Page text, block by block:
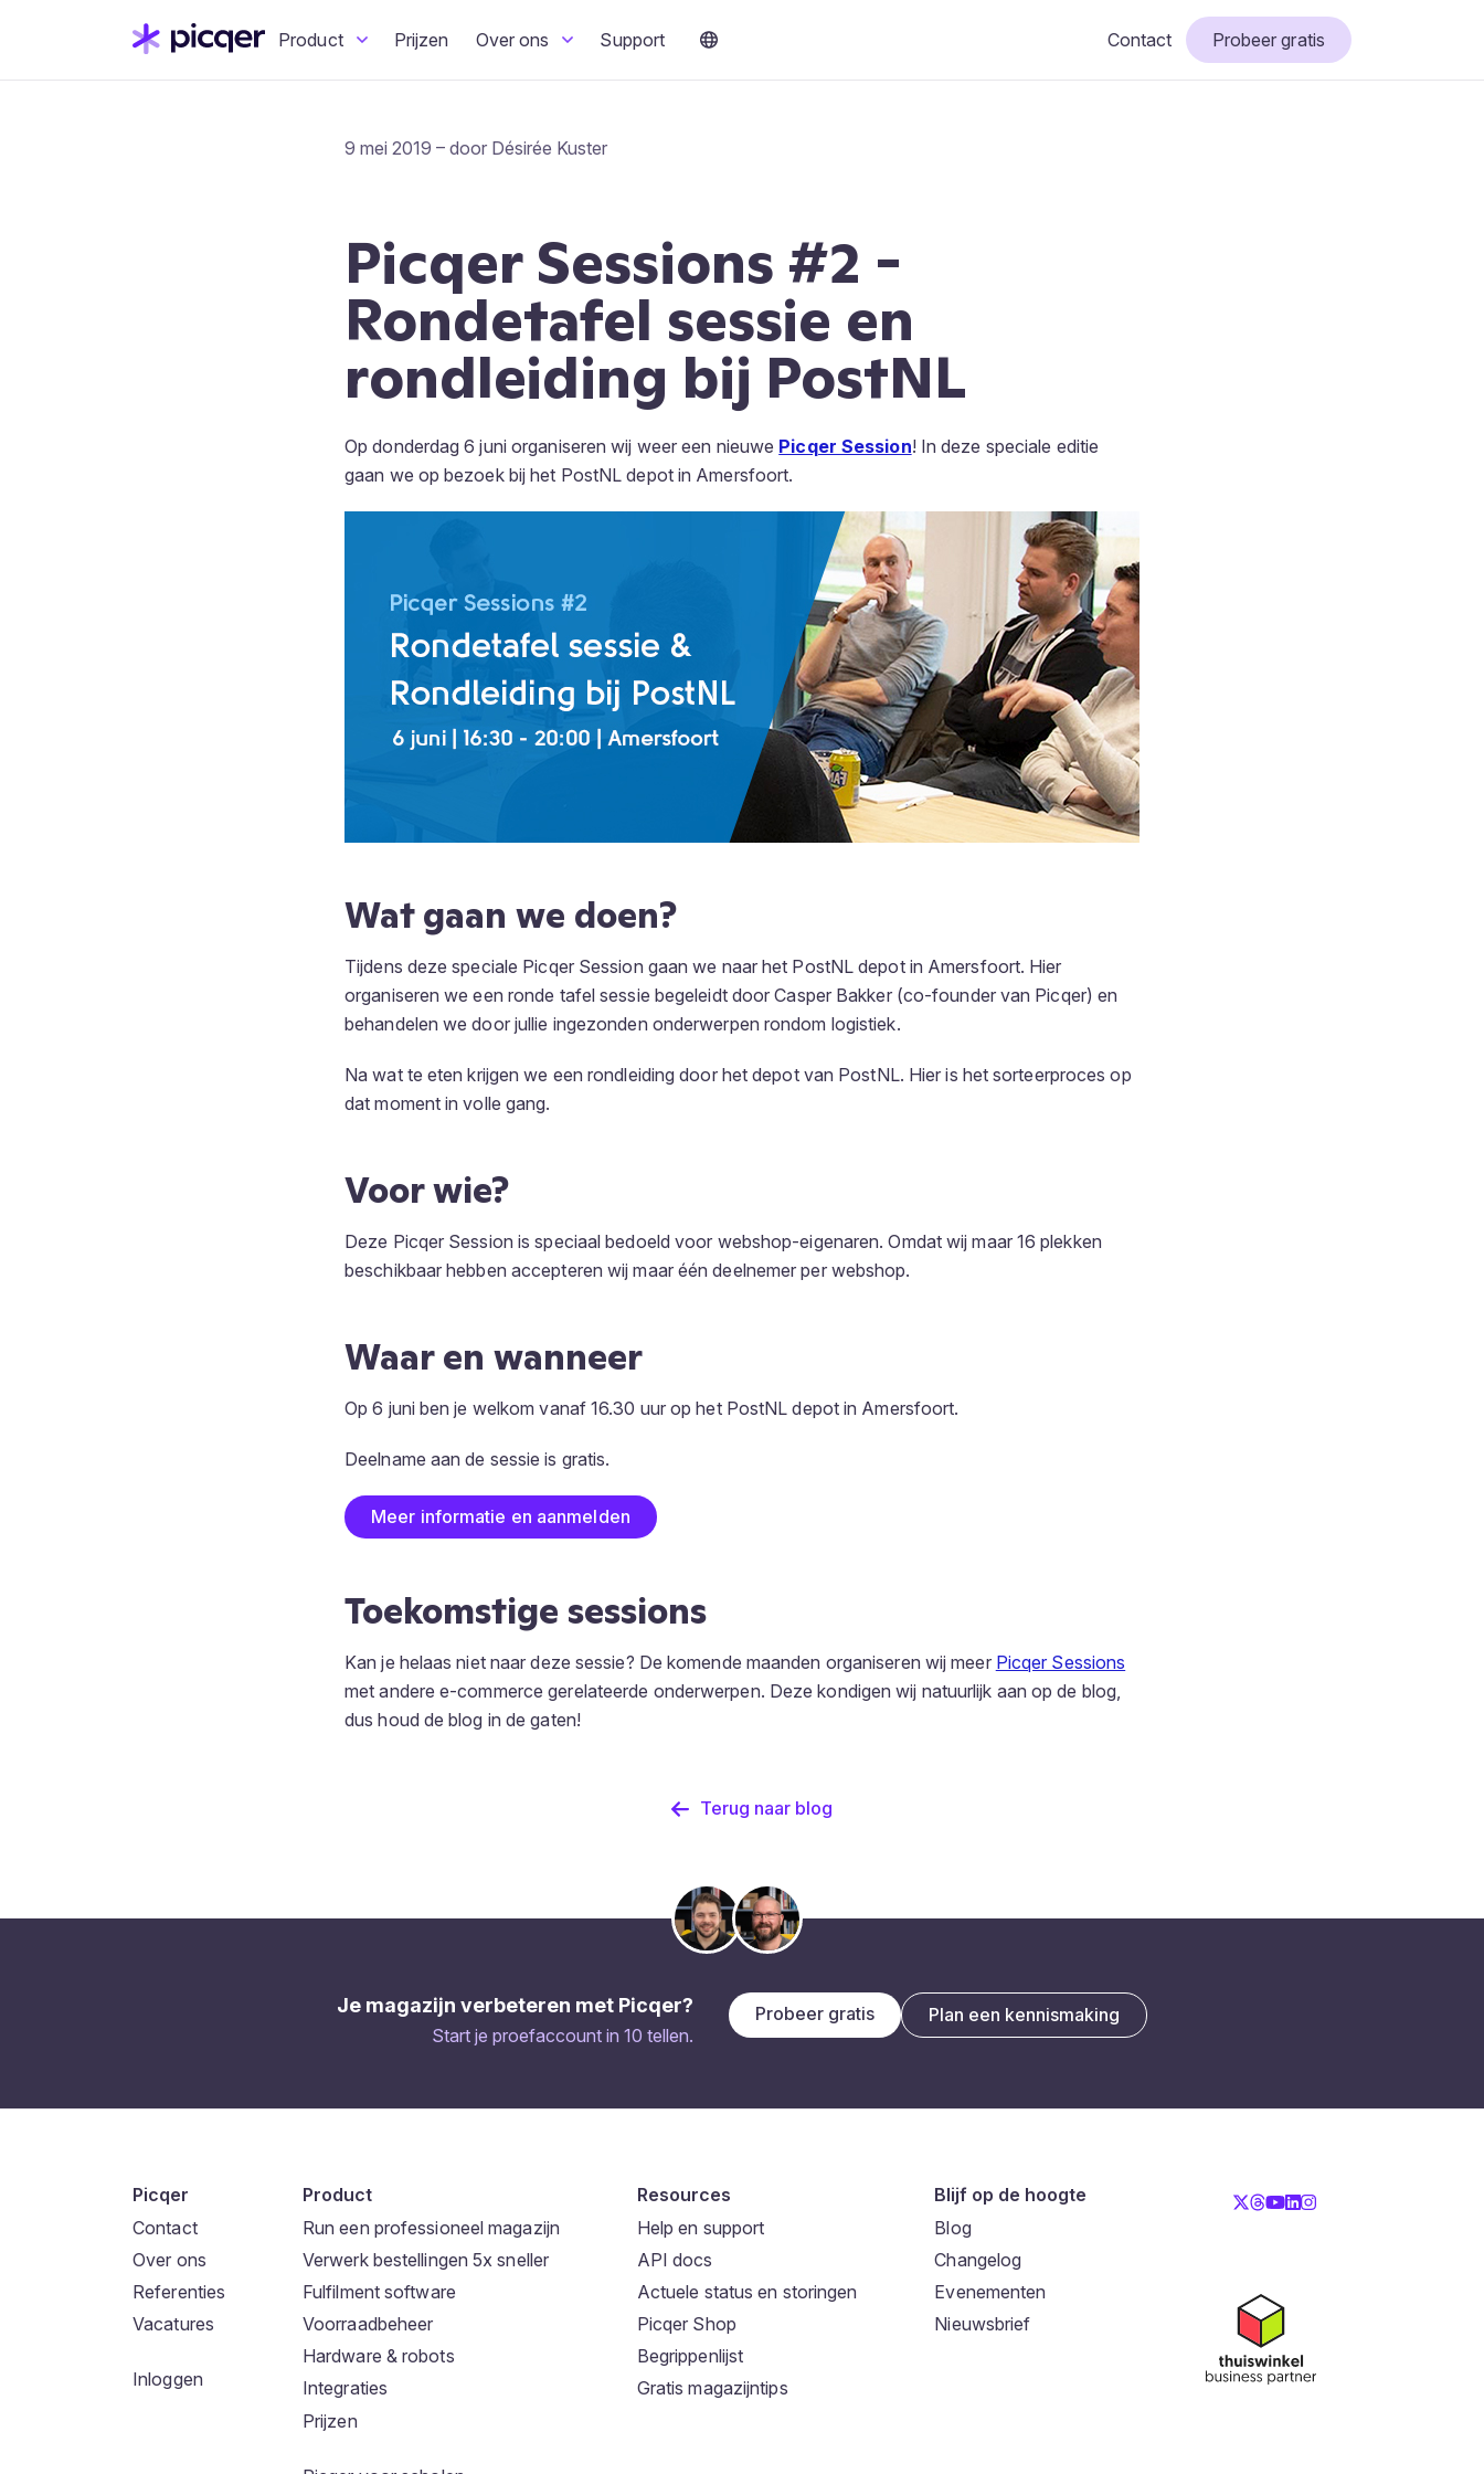
Product Prijzen Over ons Support Contact Probeer gratis
9 mei 2019 – door Désirée Kuster
Picqer Sessions #2 -
Rondetafel sessie en
rondleiding bij PostNL
Op donderdag 6 juni organiseren wij weer een nieuwe Picqer Session! In deze speciale editie
gaan we op bezoek bij het PostNL depot in Amersfoort.
Wat gaan we doen?
Tijdens deze speciale Picqer Session gaan we naar het PostNL depot in Amersfoort. Hier
organiseren we een ronde tafel sessie begeleidt door Casper Bakker (co-founder van Picqer) en
behandelen we door jullie ingezonden onderwerpen rondom logistiek.
Na wat te eten krijgen we een rondleiding door het depot van PostNL. Hier is het sorteerproces op
dat moment in volle gang.
Voor wie?
Deze Picqer Session is speciaal bedoeld voor webshop-eigenaren. Omdat wij maar 16 plekken
beschikbaar hebben accepteren wij maar één deelnemer per webshop.
Waar en wanneer
Op 6 juni ben je welkom vanaf 16.30 uur op het PostNL depot in Amersfoort.
Deelname aan de sessie is gratis.
Meer informatie en aanmelden
Toekomstige sessions
Kan je helaas niet naar deze sessie? De komende maanden organiseren wij meer Picqer Sessions
met andere e-commerce gerelateerde onderwerpen. Deze kondigen wij natuurlijk aan op de blog,
dus houd de blog in de gaten!
Terug naar blog
Je magazijn verbeteren met Picqer?
Start je proefaccount in 10 tellen.
Probeer gratis Plan een kennismaking
Picqer
Contact
Over ons
Referenties
Vacatures
Inloggen
Product
Run een professioneel magazijn
Verwerk bestellingen 5x sneller
Fulfilment software
Voorraadbeheer
Hardware & robots
Integraties
Prijzen
Resources
Help en support
API docs
Actuele status en storingen
Picqer Shop
Begrippenlijst
Gratis magazijntips
Blijf op de hoogte
Blog
Changelog
Evenementen
Nieuwsbrief